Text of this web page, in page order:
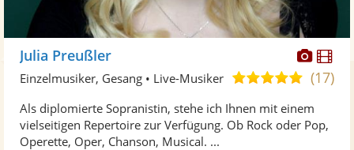
Fotos
Julia Preußler
5,0
5
Sternen
(17)
Einzelmusiker, Gesang • Live-Musiker
Als diplomierte Sopranistin, stehe ich Ihnen mit einem
vielseitigen Repertoire zur Verfügung. Ob Rock oder Pop,
Operette, Oper, Chanson, Musical. ...